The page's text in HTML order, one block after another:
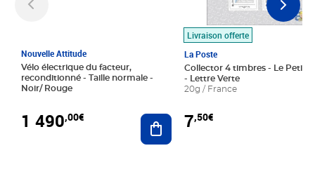
Nouvelle Attitude
Vélo électrique du facteur,
reconditionné - Taille normale -
Noir/ Rouge
1 490,00€ Ajouter au panier
Livraison offerte
La Poste
Collector 4 timbres - Le Petit
- Lettre Verte
20g / France
7,50€